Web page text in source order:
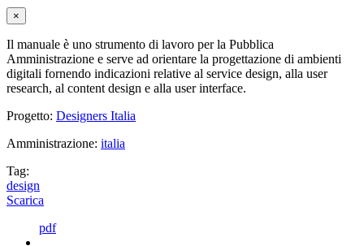
×
Il manuale è uno strumento di lavoro per la Pubblica
Amministrazione e serve ad orientare la progettazione di ambienti
digitali fornendo indicazioni relative al service design, alla user
research, al content design e alla user interface.
Progetto: Designers Italia
Amministrazione: italia
Tag:
design
Scarica
pdf